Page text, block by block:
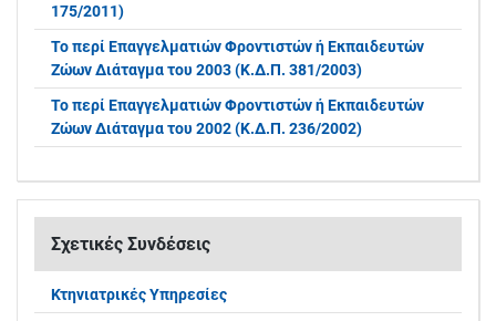
175/2011)
Το περί Επαγγελματιών Φροντιστών ή Εκπαιδευτών
Ζώων Διάταγμα του 2003 (Κ.Δ.Π. 381/2003)
Το περί Επαγγελματιών Φροντιστών ή Εκπαιδευτών
Ζώων Διάταγμα του 2002 (Κ.Δ.Π. 236/2002)
Σχετικές Συνδέσεις
Κτηνιατρικές Υπηρεσίες